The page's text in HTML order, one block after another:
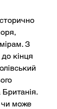
З
до кінця
чи може